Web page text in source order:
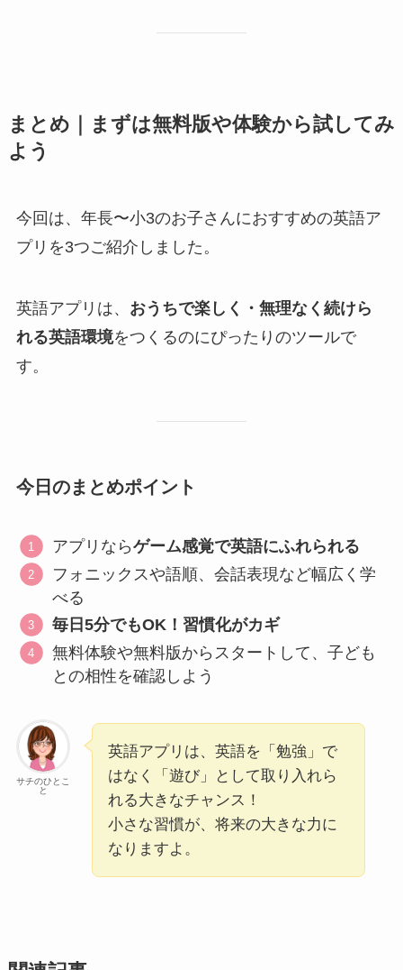
まとめ｜まずは無料版や体験から試してみ
よう
今回は、年長〜小3のお子さんにおすすめの英語ア
プリを3つご紹介しました。
英語アプリは、 おうちで楽しく・無理なく続けら
れる英語環境をつくるのにぴったりのツールで
す。
今日のまとめポイント
アプリならゲーム感覚で英語にふれられる
フォニックスや語順、会話表現など幅広く学
べる
毎日5分でもOK！習慣化がカギ
無料体験や無料版からスタートして、子ども
との相性を確認しよう
サチのひとこ
と
英語アプリは、英語を「勉強」で
はなく「遊び」として取り入れら
れる大きなチャンス！
小さな習慣が、将来の大きな力に
なりますよ。